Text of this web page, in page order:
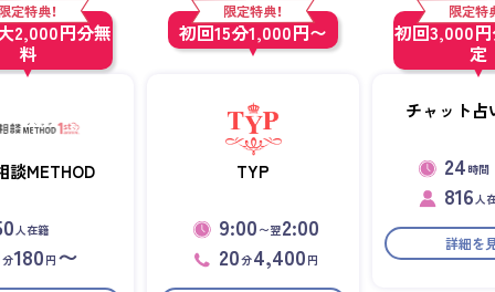
限定特典！
2,000円分無
料
談METHOD
人在籍
分180 円 〜
限定特典！
初回15分1,000円〜
TYP
9:00 〜翌2:00
20分4,400 円
限定特
初回3,000
定
チャット占
24 時間
816人
詳細を